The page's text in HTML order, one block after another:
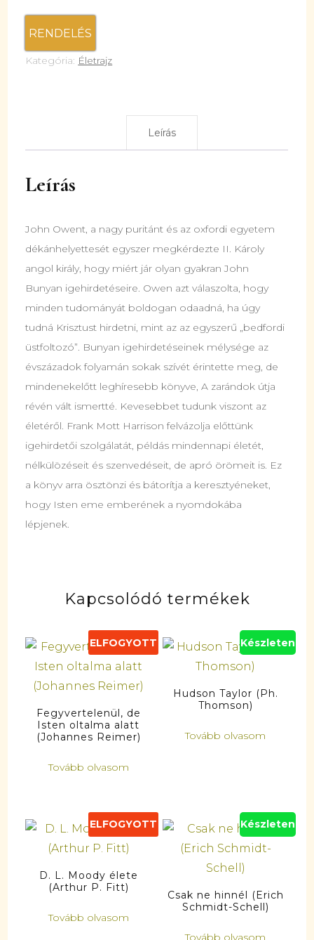
RENDELÉS
Kategória: Életrajz
Leírás
Leírás
John Owent, a nagy puritánt és az oxfordi egyetem
dékánhelyettesét egyszer megkérdezte II. Károly
angol király, hogy miért jár olyan gyakran John
Bunyan igehirdetéseire. Owen azt válaszolta, hogy
minden tudományát boldogan odaadná, ha úgy
tudná Krisztust hirdetni, mint az az egyszerű „bedfordi
üstfoltozó”. Bunyan igehirdetéseinek mélysége az
évszázadok folyamán sokak szívét érintette meg, de
mindenekelőtt leghíresebb könyve, A zarándok útja
révén vált ismertté. Kevesebbet tudunk viszont az
életéről. Frank Mott Harrison felvázolja előttünk
igehirdetői szolgálatát, példás mindennapi életét,
nélkülözéseit és szenvedéseit, de apró örömeit is. Ez
a könyv arra ösztönzi és bátorítja a keresztyéneket,
hogy Isten eme emberének a nyomdokába
lépjenek.
Kapcsolódó termékek
ELFOGYOTT
Fegyvertelenül, de
Isten oltalma alatt
(Johannes Reimer)
Tovább olvasom
Készleten
Hudson Taylor (Ph.
Thomson)
Tovább olvasom
ELFOGYOTT
D. L. Moody élete
(Arthur P. Fitt)
Tovább olvasom
Készleten
Csak ne hinnél (Erich
Schmidt-Schell)
Tovább olvasom